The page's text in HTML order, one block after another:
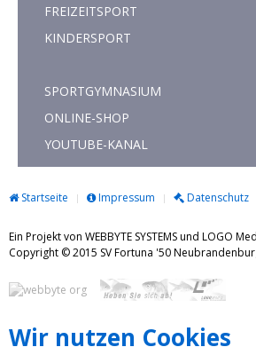
FREIZEITSPORT
KINDERSPORT
SPORTGYMNASIUM
ONLINE-SHOP
YOUTUBE-KANAL
Startseite Impressum Datenschutz
Ein Projekt von WEBBYTE SYSTEMS und LOGO
Copyright © 2015 SV Fortuna '50
Wir nutzen Cookies